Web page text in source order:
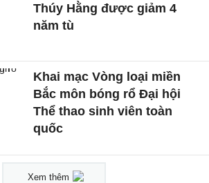
Thúy Hằng được giảm 4
năm tù
Khai mạc Vòng loại miền
Bắc môn bóng rổ Đại hội
Thể thao sinh viên toàn
quốc
Xem thêm